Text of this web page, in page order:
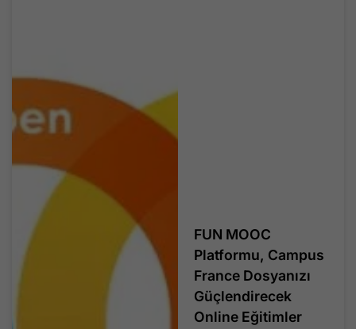
FUN MOOC
Platformu, Campus
France Dosyanızı
Güçlendirecek
Online Eğitimler